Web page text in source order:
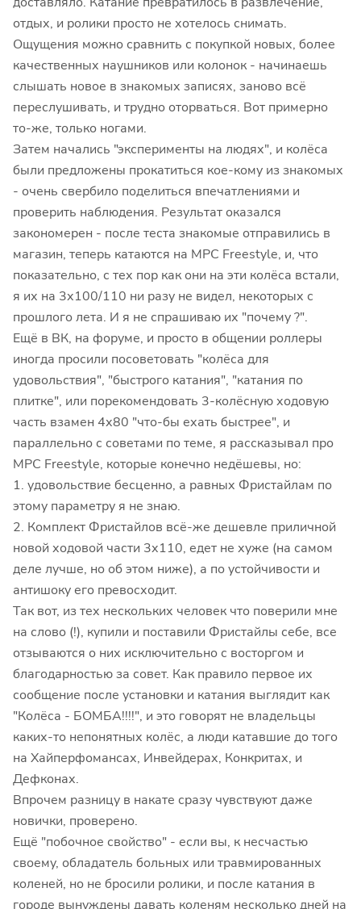
отдых, и ролики просто не хотелось снимать.
Ощущения можно сравнить с покупкой новых, более
качественных наушников или колонок - начинаешь
слышать новое в знакомых записях, заново всё
переслушивать, и трудно оторваться. Вот примерно
то-же, только ногами.
Затем начались "эксперименты на людях", и колёса
были предложены прокатиться кое-кому из знакомых
- очень свербило поделиться впечатлениями и
проверить наблюдения. Результат оказался
закономерен - после теста знакомые отправились в
магазин, теперь катаются на MPC Freestyle, и, что
показательно, с тех пор как они на эти колёса встали,
я их на 3х100/110 ни разу не видел, некоторых с
прошлого лета. И я не спрашиваю их "почему ?".
Ещё в ВК, на форуме, и просто в общении роллеры
иногда просили посоветовать "колёса для
удовольствия", "быстрого катания", "катания по
плитке", или порекомендовать 3-колёсную ходовую
часть взамен 4х80 "что-бы ехать быстрее", и
параллельно с советами по теме, я рассказывал про
MPC Freestyle, которые конечно недёшевы, но:
1. удовольствие бесценно, а равных Фристайлам по
этому параметру я не знаю.
2. Комплект Фристайлов всё-же дешевле приличной
новой ходовой части 3х110, едет не хуже (на самом
деле лучше, но об этом ниже), а по устойчивости и
антишоку его превосходит.
Так вот, из тех нескольких человек что поверили мне
на слово (!), купили и поставили Фристайлы себе, все
отзываются о них исключительно с восторгом и
благодарностью за совет. Как правило первое их
сообщение после установки и катания выглядит как
"Колёса - БОМБА!!!!", и это говорят не владельцы
каких-то непонятных колёс, а люди катавшие до того
на Хайперфомансах, Инвейдерах, Конкритах, и
Дефконах.
Впрочем разницу в накате сразу чувствуют даже
новички, проверено.
Ещё "побочное свойство" - если вы, к несчастью
своему, обладатель больных или травмированных
коленей, но не бросили ролики, и после катания в
городе вынуждены давать коленям несколько дней на